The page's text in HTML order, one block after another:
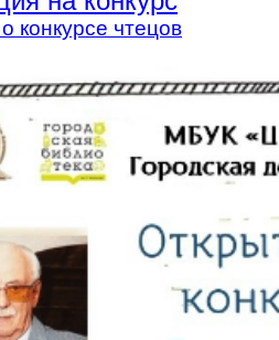
конкурсе чтецов